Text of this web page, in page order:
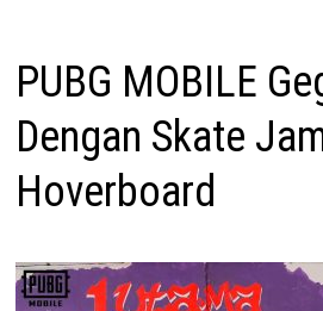
PUBG MOBILE
Dengan Skate
Hoverboard